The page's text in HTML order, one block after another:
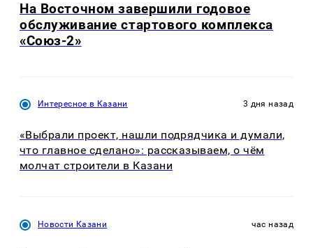
На Восточном завершили годовое
обслуживание стартового комплекса
«Союз-2»
Интересное в Казани 3 дня назад
«Выбрали проект, нашли подрядчика и думали,
что главное сделано»: рассказываем, о чём
молчат строители в Казани
Новости Казани час назад